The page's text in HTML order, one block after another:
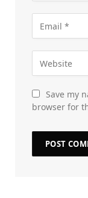
Save my
browser for